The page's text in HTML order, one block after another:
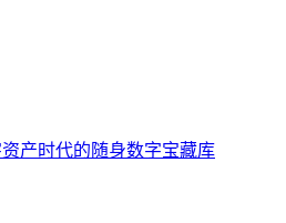
产时代的随身数字宝藏库